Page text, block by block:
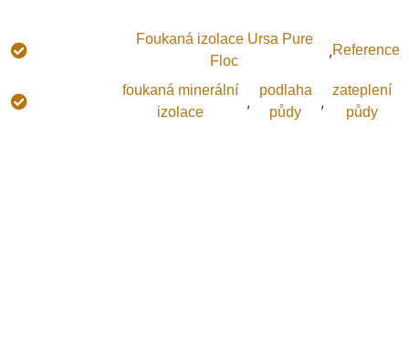
Foukaná izolace Ursa Pure
Floc
,Reference
foukaná minerální
izolace
,
podlaha
půdy
,
zateplení
půdy